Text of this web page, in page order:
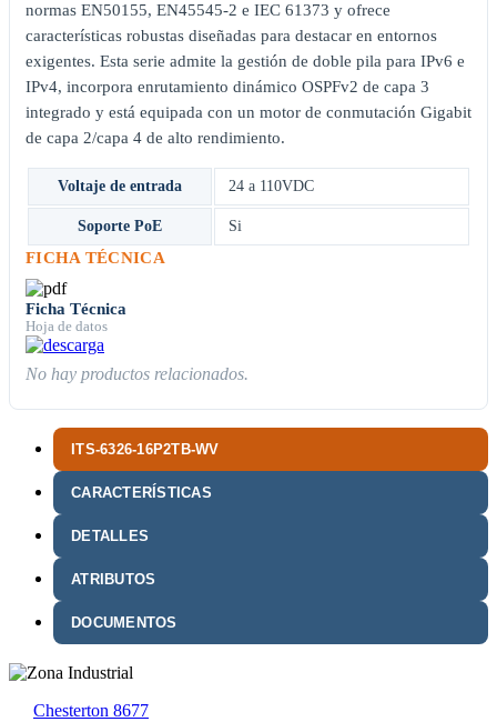
ITS-6326-16P2TB-WV
CARACTERÍSTICAS
DETALLES
ATRIBUTOS
DOCUMENTOS
normas EN50155, EN45545-2 e IEC 61373 y ofrece
características robustas diseñadas para destacar en entornos
exigentes. Esta serie admite la gestión de doble pila para IPv6 e
IPv4, incorpora enrutamiento dinámico OSPFv2 de capa 3
integrado y está equipada con un motor de conmutación Gigabit
de capa 2/capa 4 de alto rendimiento.
Voltaje de entrada 24 a 110VDC
Soporte PoE Si
FICHA TÉCNICA
Ficha Técnica
Hoja de datos
No hay productos relacionados.
Chesterton 8677